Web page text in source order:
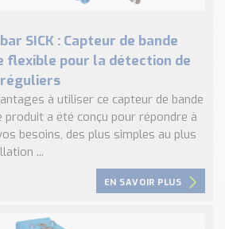
SICK : Capteur de bande
flexible pour la détection de
à utiliser ce capteur de bande
a été conçu pour répondre à
besoins, des plus simples au plus
...
EN SAVOIR PLUS